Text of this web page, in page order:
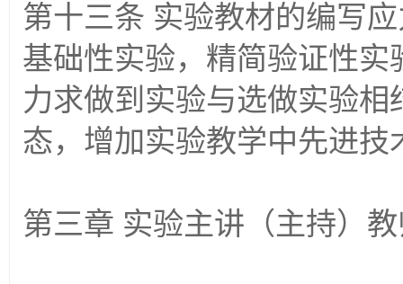
第十三条 实验教材的编写
基础性实验，精简验证性
力求做到实验与选做实验
态，增加实验教学中先进技
第三章 实验主讲（主持）